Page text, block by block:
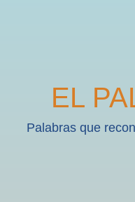
EL
Palabras que